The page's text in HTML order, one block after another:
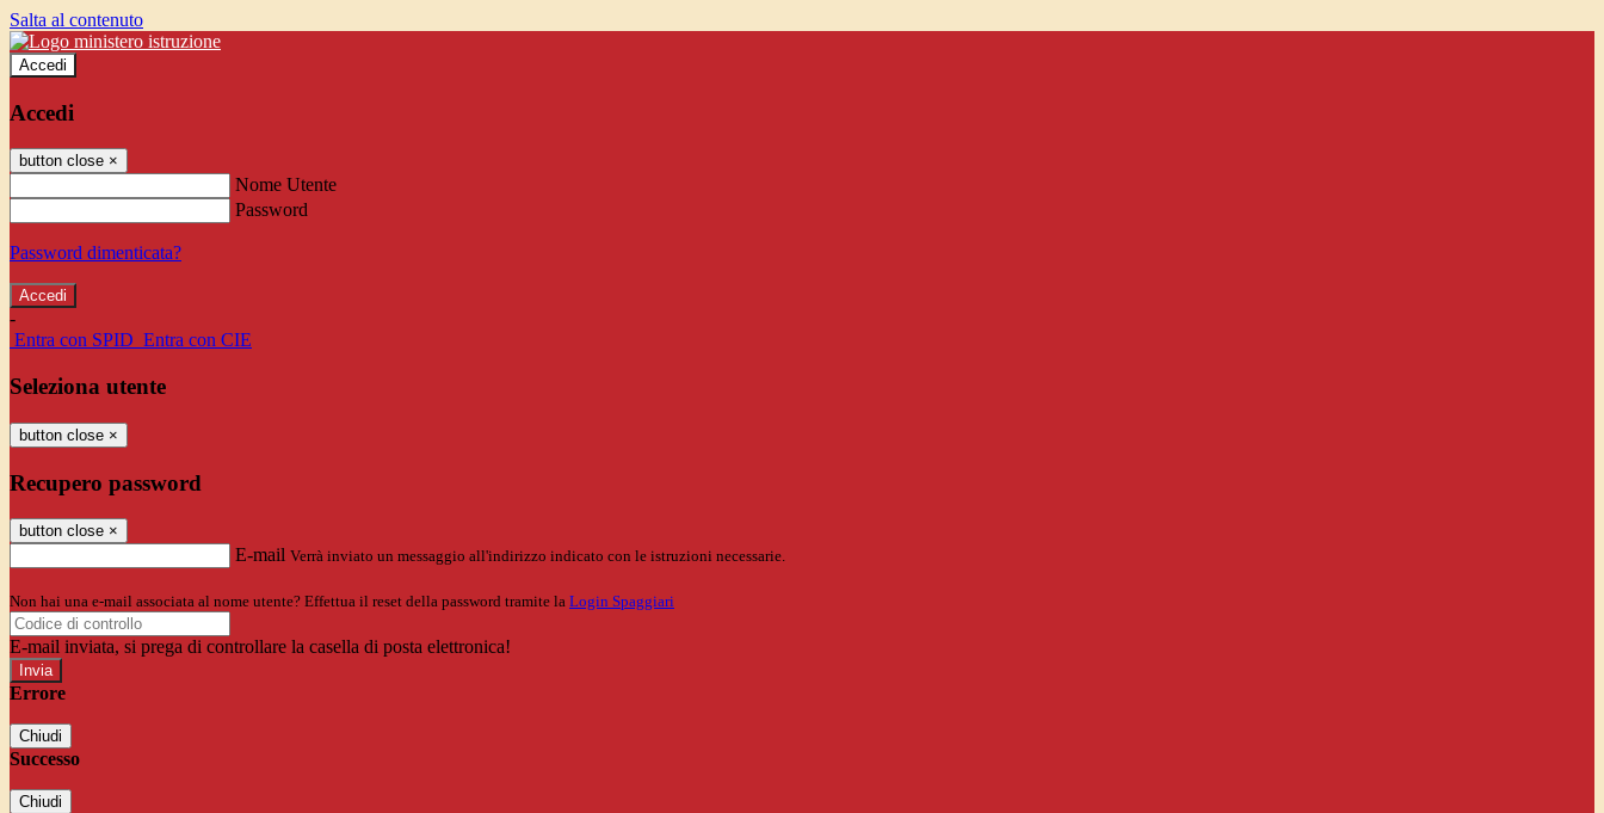
Salta al contenuto
Accedi
Accedi
button close ×
Nome Utente
Password
Password dimenticata?
-
Entra con SPID Entra con CIE
Seleziona utente
button close ×
Recupero password
button close ×
E-mail Verrà inviato un messaggio all'indirizzo indicato con le istruzioni necessarie.
Non hai una e-mail associata al nome utente? Effettua il reset della password tramite la Login Spaggiari
E-mail inviata, si prega di controllare la casella di posta elettronica!
Errore
Chiudi
Successo
Chiudi